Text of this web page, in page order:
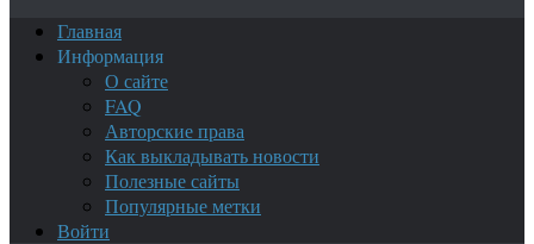
Главная
Информация
О сайте
FAQ
Авторские права
Как выкладывать новости
Полезные сайты
Популярные метки
Войти